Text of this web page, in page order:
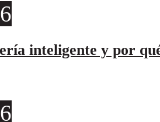
inteligente y por